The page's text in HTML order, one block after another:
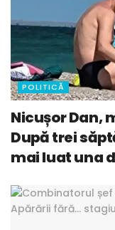
POLITICĂ
Nicușor Dan,
După trei
mai luat una